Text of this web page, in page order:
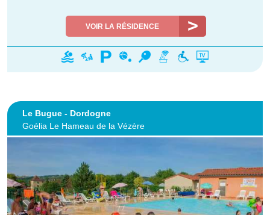
VOIR LA RÉSIDENCE
Le Bugue - Dordogne
Goélia Le Hameau de la Vézère